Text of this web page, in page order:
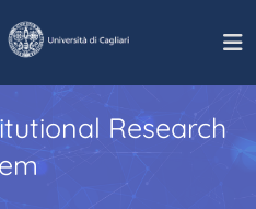
Research